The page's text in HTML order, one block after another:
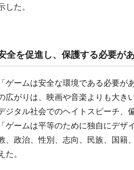
た。
全を促進し、保護する必要が
ゲームは安全な環境である必要が
広がりは、映画や音楽よりも大き
ジタル社会でのヘイトスピーチ、
ゲームは平等のために独自にデザ
、政治、性別、志向、民族、国籍
。